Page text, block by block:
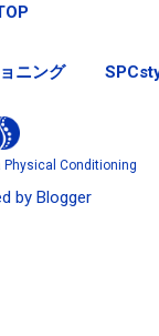
ルフドクターニュ
べる。 ・白い泡
豆をかき混ぜたあ
ゆがみ予防には「
サプリメントを
果的には大差な
ニング
Physical Conditioning
by Blogger